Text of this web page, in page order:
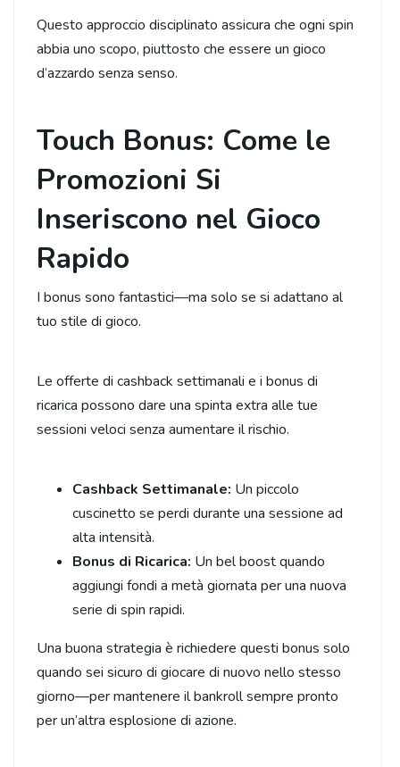
Questo approccio disciplinato assicura che ogni spin
abbia uno scopo, piuttosto che essere un gioco
d’azzardo senza senso.
Touch Bonus: Come le
Promozioni Si
Inseriscono nel Gioco
Rapido
I bonus sono fantastici—ma solo se si adattano al
tuo stile di gioco.
Le offerte di cashback settimanali e i bonus di
ricarica possono dare una spinta extra alle tue
sessioni veloci senza aumentare il rischio.
Cashback Settimanale: Un piccolo
cuscinetto se perdi durante una sessione ad
alta intensità.
Bonus di Ricarica: Un bel boost quando
aggiungi fondi a metà giornata per una nuova
serie di spin rapidi.
Una buona strategia è richiedere questi bonus solo
quando sei sicuro di giocare di nuovo nello stesso
giorno—per mantenere il bankroll sempre pronto
per un’altra esplosione di azione.